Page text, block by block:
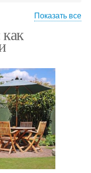
местности
Показать все